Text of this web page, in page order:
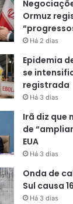
Ormuz
Há 2 dias
Epidemia
se
registrada
Há 3 dias
Irã diz que
de
EUA
Há 3 dias
Onda de
Sul causa
Há 3 dias